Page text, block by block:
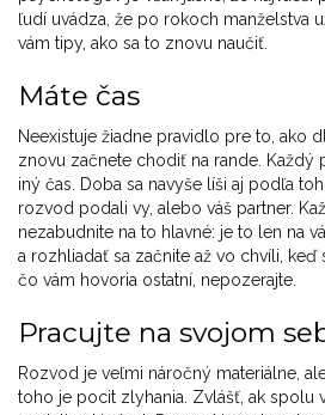
ľudí uvádza, že po rokoch manželstva
vám tipy, ako sa to znovu naučiť.
Máte čas
Neexistuje žiadne pravidlo pre to, ako
znovu začnete chodiť na rande. Každý
iný čas. Doba sa navyše líši aj podľa
rozvod podali vy, alebo váš partner.
nezabudnite na to hlavné: je to len na
a rozhliadať sa začnite až vo chvíli, keď
čo vám hovoria ostatní, nepozerajte.
Pracujte na svojom
Rozvod je veľmi náročný materiálne,
toho je pocit zlyhania. Zvlášť, ak spolu